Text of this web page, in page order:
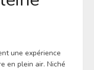
une expérience
en plein air. Niché